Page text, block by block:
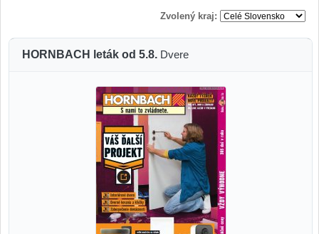
Zvolený kraj:
HORNBACH leták od 5.8. Dvere